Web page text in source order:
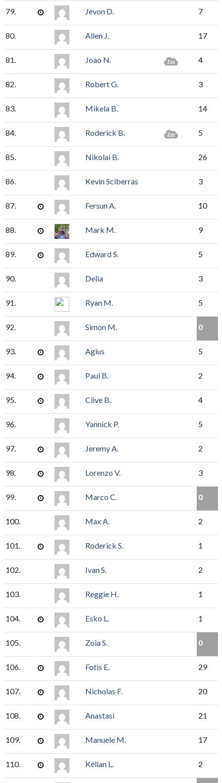
79. Jevon D. 7
80. Allen J. 17
81. Joao N. 4
82. Robert G. 3
83. Mikela B. 14
84. Roderick B. 5
85. Nikolai B. 26
86. Kevin Sciberras 3
87. Fersun A. 10
88. Mark M. 9
89. Edward S. 5
90. Delia 3
91. Ryan M. 5
92. Simon M. 0
93. Agius 5
94. Paul B. 2
95. Clive B. 4
96. Yannick P. 5
97. Jeremy A. 2
98. Lorenzo V. 3
99. Marco C. 0
100. Max A. 2
101. Roderick S. 1
102. Ivan S. 2
103. Reggie H. 1
104. Esko L. 1
105. Zoia S. 0
106. Fotis E. 29
107. Nicholas F. 20
108. Anastasi 21
109. Manuele M. 17
110. Kélian L. 2